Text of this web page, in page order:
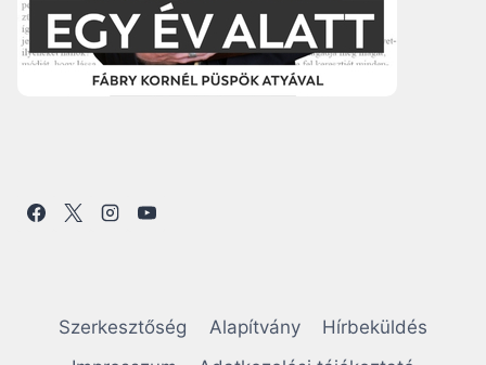
Szerkesztőség Alapítvány
Hírbeküldés